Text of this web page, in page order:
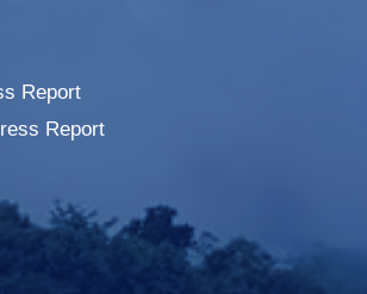
Report
Report